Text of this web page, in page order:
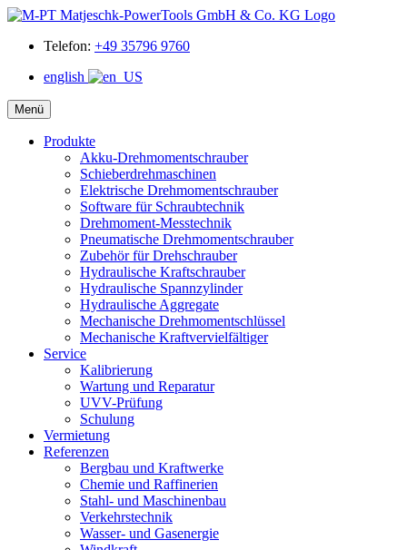
Telefon: +49 35796 9760
english
Menü
Produkte
Akku-Drehmomentschrauber
Schieberdrehmaschinen
Elektrische Drehmomentschrauber
Software für Schraubtechnik
Drehmoment-Messtechnik
Pneumatische Drehmomentschrauber
Zubehör für Drehschrauber
Hydraulische Kraftschrauber
Hydraulische Spannzylinder
Hydraulische Aggregate
Mechanische Drehmomentschlüssel
Mechanische Kraftvervielfältiger
Service
Kalibrierung
Wartung und Reparatur
UVV-Prüfung
Schulung
Vermietung
Referenzen
Bergbau und Kraftwerke
Chemie und Raffinerien
Stahl- und Maschinenbau
Verkehrstechnik
Wasser- und Gasenergie